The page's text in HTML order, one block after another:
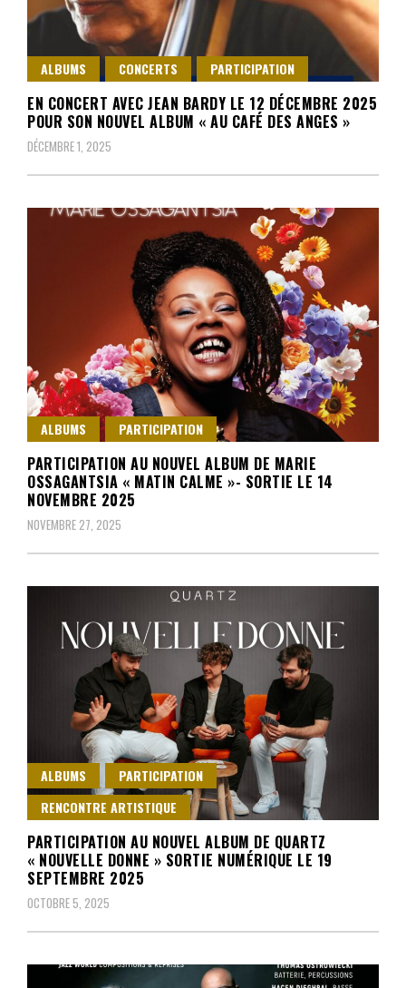
ALBUMS CONCERTS PARTICIPATION
EN CONCERT AVEC JEAN BARDY LE 12 DÉCEMBRE 2025
POUR SON NOUVEL ALBUM « AU CAFÉ DES ANGES »
DÉCEMBRE 1, 2025
ALBUMS PARTICIPATION
PARTICIPATION AU NOUVEL ALBUM DE MARIE
OSSAGANTSIA « MATIN CALME »- SORTIE LE 14
NOVEMBRE 2025
NOVEMBRE 27, 2025
ALBUMS
PARTICIPATION
RENCONTRE ARTISTIQUE
PARTICIPATION AU NOUVEL ALBUM DE QUARTZ
« NOUVELLE DONNE » SORTIE NUMÉRIQUE LE 19
SEPTEMBRE 2025
OCTOBRE 5, 2025